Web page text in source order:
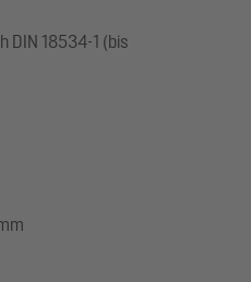
DIN 18534-1 (bis